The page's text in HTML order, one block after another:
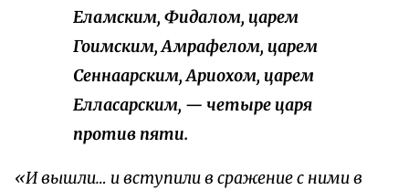
Еламским, Фидалом, царем
Гоимским, Амрафелом, царем
Сеннаарским, Ариохом, царем
Елласарским, — четыре царя
против пяти.
«И вышли… и вступили в сражение с ними в